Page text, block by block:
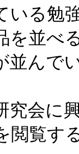
いる勉
を並べ
並んで
究会に
閲覧す